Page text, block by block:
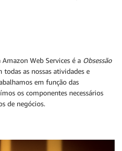
Web Services é a Obsessão
todas as nossas atividades e
em função das
os componentes necessários
de negócios.